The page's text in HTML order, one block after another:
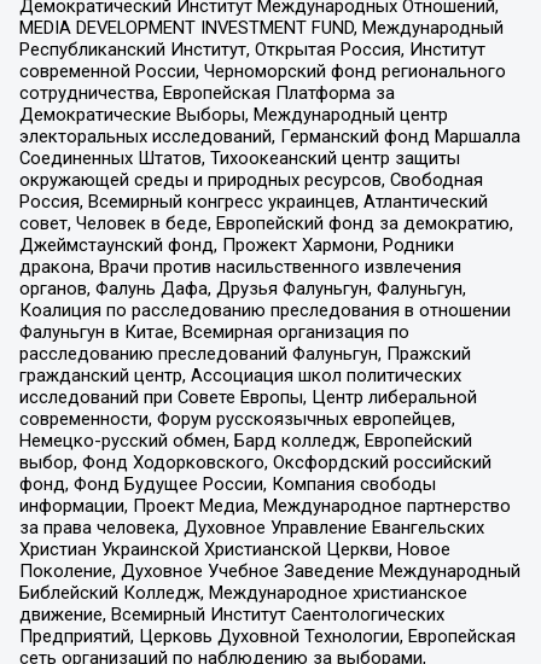
Демократический Институт Международных Отношений,
MEDIA DEVELOPMENT INVESTMENT FUND, Международный
Республиканский Институт, Открытая Россия, Институт
современной России, Черноморский фонд регионального
сотрудничества, Европейская Платформа за
Демократические Выборы, Международный центр
электоральных исследований, Германский фонд Маршалла
Соединенных Штатов, Тихоокеанский центр защиты
окружающей среды и природных ресурсов, Свободная
Россия, Всемирный конгресс украинцев, Атлантический
совет, Человек в беде, Европейский фонд за демократию,
Джеймстаунский фонд, Прожект Хармони, Родники
дракона, Врачи против насильственного извлечения
органов, Фалунь Дафа, Друзья Фалуньгун, Фалуньгун,
Коалиция по расследованию преследования в отношении
Фалуньгун в Китае, Всемирная организация по
расследованию преследований Фалуньгун, Пражский
гражданский центр, Ассоциация школ политических
исследований при Совете Европы, Центр либеральной
современности, Форум русскоязычных европейцев,
Немецко-русский обмен, Бард колледж, Европейский
выбор, Фонд Ходорковского, Оксфордский российский
фонд, Фонд Будущее России, Компания свободы
информации, Проект Медиа, Международное партнерство
за права человека, Духовное Управление Евангельских
Христиан Украинской Христианской Церкви, Новое
Поколение, Духовное Учебное Заведение Международный
Библейский Колледж, Международное христианское
движение, Всемирный Институт Саентологических
Предприятий, Церковь Духовной Технологии, Европейская
сеть организаций по наблюдению за выборами,